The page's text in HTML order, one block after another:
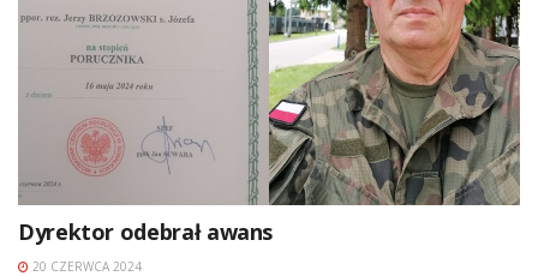
Dyrektor odebrał awans
20 CZERWCA 2024